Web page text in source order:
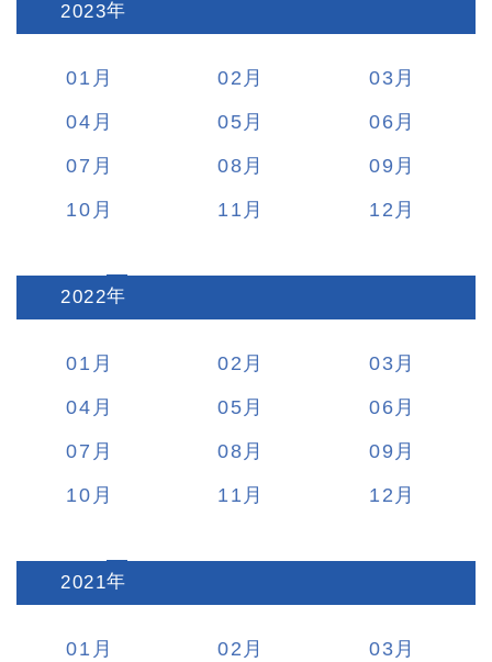
2023:
01 02
03
04
05
06
07
08
09
10
11 12
2022:
01 02
03
04
05
06
07
08
09
10
11 12
2021:
01 02
03